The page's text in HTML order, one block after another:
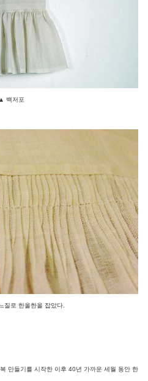
▲ 백저포
질로 한올한올 잡았다.
만들기를 시작한 이후 40년 가까운 세월 동안 한